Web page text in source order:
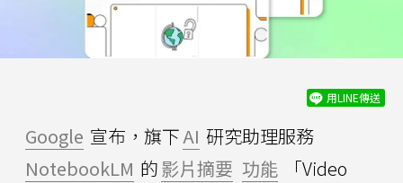
用LINE傳送
Google 宣布，旗下AI 研究助理服務
NotebookLM 的影片摘要 功能
「Video